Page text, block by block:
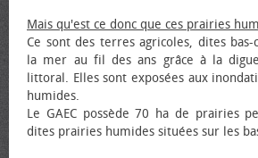
Mais qu'est ce donc que ces prairies
Ce sont des terres agricoles, dites bas-
la mer au fil des ans grâce à la
littoral. Elles sont exposées aux
humides.
Le GAEC possède 70 ha de prairies
dites prairies humides situées sur les